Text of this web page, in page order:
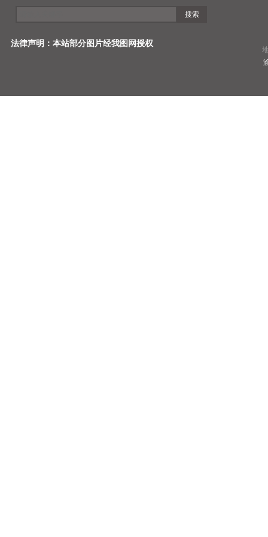
法律声明：本站部分图片经我图网授权
搜索
地址：重庆